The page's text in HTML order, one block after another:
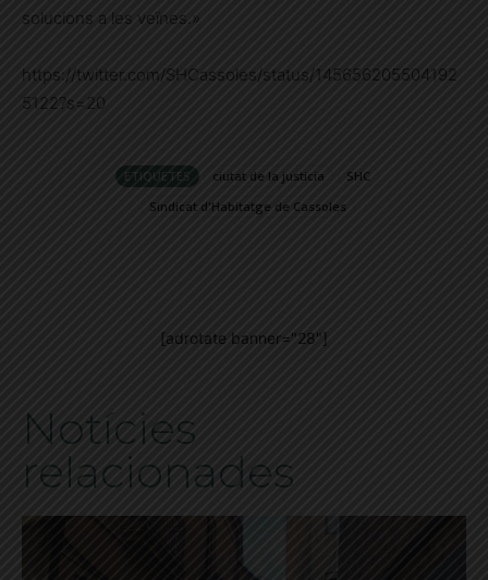
solucions a les veïnes.»
https://twitter.com/SHCassoles/status/145656205504192
5122?s=20
ETIQUETES ciutat de la justicia
SHC
Sindicat d'Habitatge de Cassoles
[adrotate banner="28"]
Notícies
relacionades